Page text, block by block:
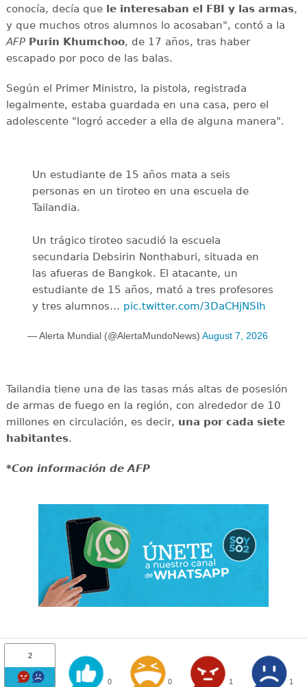
conocía, decía que le interesaban el FBI y las armas,
y que muchos otros alumnos lo acosaban", contó a la
AFP Purin Khumchoo, de 17 años, tras haber
escapado por poco de las balas.
Según el Primer Ministro, la pistola, registrada
legalmente, estaba guardada en una casa, pero el
adolescente "logró acceder a ella de alguna manera".
Un estudiante de 15 años mata a seis
personas en un tiroteo en una escuela de
Tailandia.
Un trágico tiroteo sacudió la escuela
secundaria Debsirin Nonthaburi, situada en
las afueras de Bangkok. El atacante, un
estudiante de 15 años, mató a tres profesores
y tres alumnos… pic.twitter.com/3DaCHjNSIh
— Alerta Mundial (@AlertaMundoNews) August 7, 2026
Tailandia tiene una de las tasas más altas de posesión
de armas de fuego en la región, con alrededor de 10
millones en circulación, es decir, una por cada siete
habitantes.
*Con información de AFP
2
0 0 1 1